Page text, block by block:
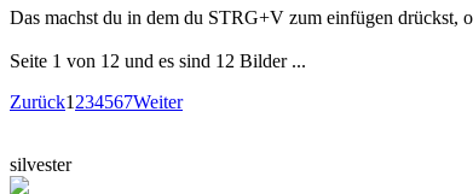
Das machst du in dem du STRG+V zum einfügen drückst,
Seite 1 von 12 und es sind 12 Bilder ...
Zurück1 234567Weiter
silvester